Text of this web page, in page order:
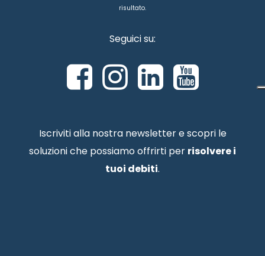
risultato.
Seguici su:
Iscriviti alla nostra newsletter e scopri le
soluzioni che possiamo offrirti per risolvere i
tuoi debiti.